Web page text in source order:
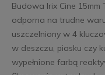
Budowa Irix Cine
odporna na trudne
uszczelniony w 4
w deszczu, piasku czy
wypełnione farbą